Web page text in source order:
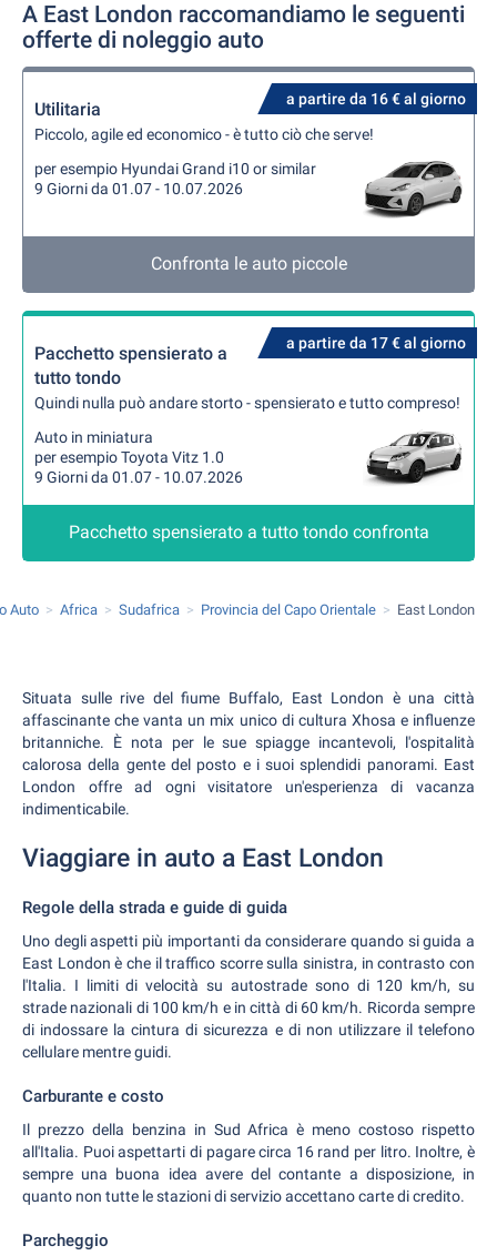
A East London raccomandiamo le seguenti
offerte di noleggio auto
a partire da 16 € al giorno
Utilitaria
Piccolo, agile ed economico - è tutto ciò che serve!
per esempio Hyundai Grand i10 or similar
9 Giorni da 01.07 - 10.07.2026
Confronta le auto piccole
a partire da 17 € al giorno
Pacchetto spensierato a
tutto tondo
Quindi nulla può andare storto - spensierato e tutto compreso!
Auto in miniatura
per esempio Toyota Vitz 1.0
9 Giorni da 01.07 - 10.07.2026
Pacchetto spensierato a tutto tondo confronta
Auto Africa Sudafrica Provincia del Capo Orientale East London
Situata sulle rive del fiume Buffalo, East London è una città
affascinante che vanta un mix unico di cultura Xhosa e influenze
britanniche. È nota per le sue spiagge incantevoli, l'ospitalità
calorosa della gente del posto e i suoi splendidi panorami. East
London offre ad ogni visitatore un'esperienza di vacanza
indimenticabile.
Viaggiare in auto a East London
Regole della strada e guide di guida
Uno degli aspetti più importanti da considerare quando si guida a
East London è che il traffico scorre sulla sinistra, in contrasto con
l'Italia. I limiti di velocità su autostrade sono di 120 km/h, su
strade nazionali di 100 km/h e in città di 60 km/h. Ricorda sempre
di indossare la cintura di sicurezza e di non utilizzare il telefono
cellulare mentre guidi.
Carburante e costo
Il prezzo della benzina in Sud Africa è meno costoso rispetto
all'Italia. Puoi aspettarti di pagare circa 16 rand per litro. Inoltre, è
sempre una buona idea avere del contante a disposizione, in
quanto non tutte le stazioni di servizio accettano carte di credito.
Parcheggio